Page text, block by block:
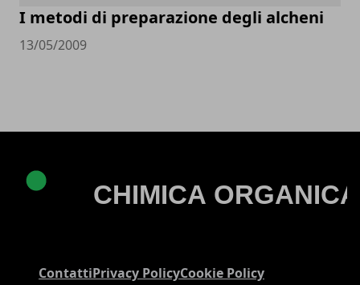
I metodi di preparazione degli alcheni
13/05/2009
ContattiPrivacy PolicyCookie Policy